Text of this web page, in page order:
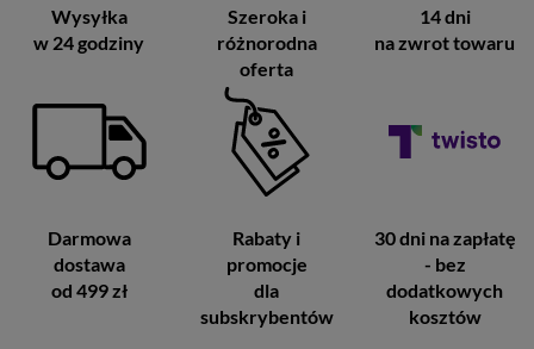
Wysyłka
w 24 godziny
Szeroka i
różnorodna
oferta
14 dni
na zwrot towaru
Darmowa
dostawa
od 499 zł
Rabaty i
promocje
dla
subskrybentów
30 dni na zapłatę
- bez
dodatkowych
kosztów